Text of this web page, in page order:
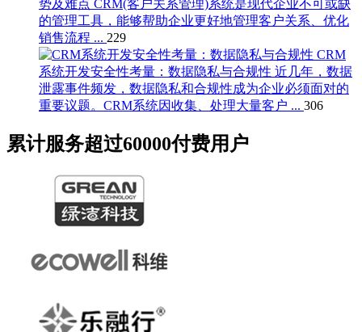
势及难点 CRM(客户关系管理)系统是现代企业不可或缺
的管理工具，能够帮助企业更好地管理客户关系、优化
销售流程 ... 229
CRM
系统开发安全性考量：数据隐私与合规性 近几年，数据
泄露事件频发，数据隐私和合规性成为企业必须面对的
重要议题。CRM系统因收集、处理大量客户 ... 306
累计服务超过60000付费用户